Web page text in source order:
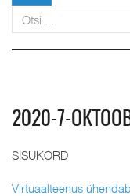
2020-7-
SISUKORD
Virtuaalteenus ühendab